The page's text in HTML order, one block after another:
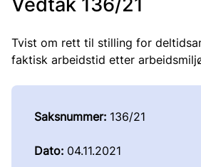
Tvist om rett til stilling for
faktisk arbeidstid etter
Saksnummer: 136/21
Dato: 04.11.2021